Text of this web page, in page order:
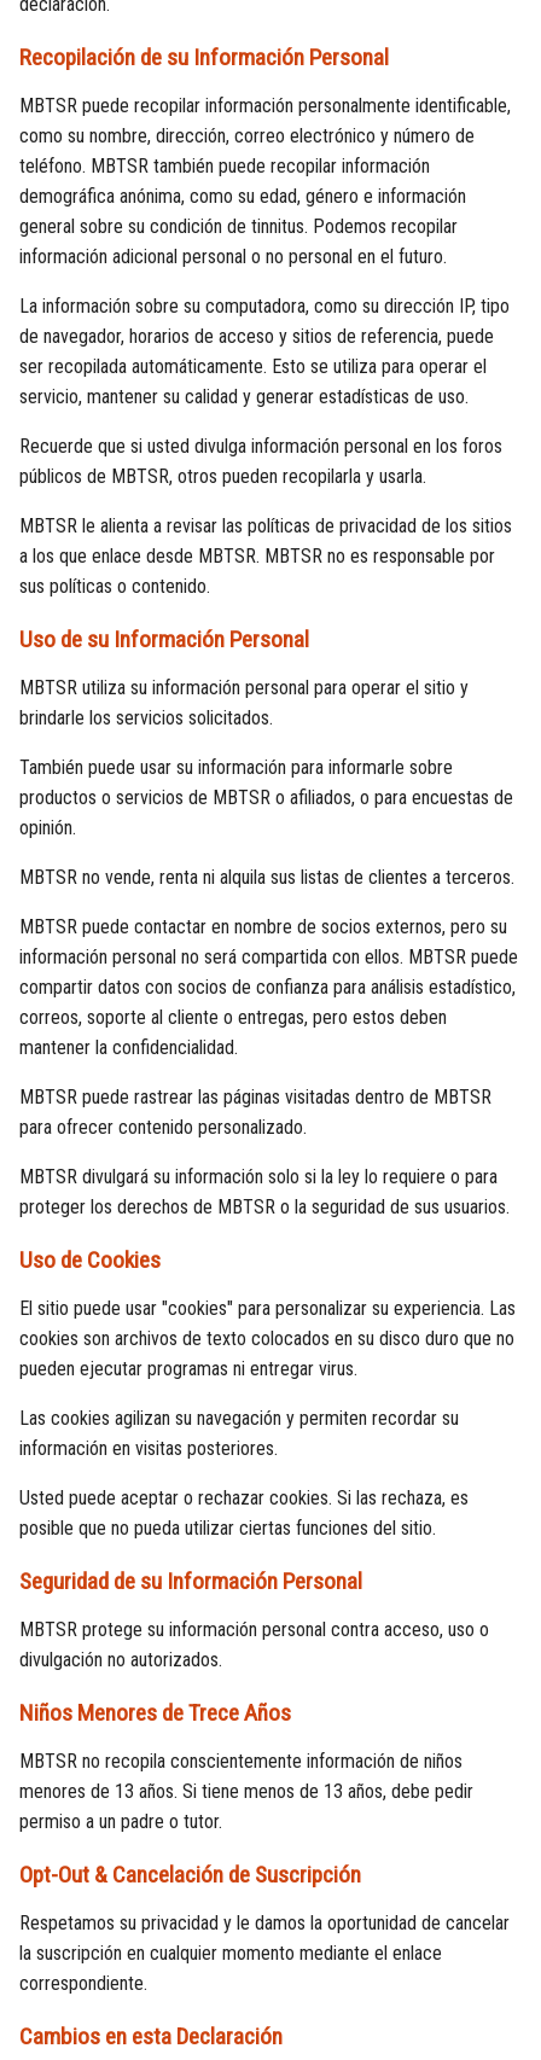
Recopilación de su Información Personal
MBTSR puede recopilar información personalmente identificable,
como su nombre, dirección, correo electrónico y número de
teléfono. MBTSR también puede recopilar información
demográfica anónima, como su edad, género e información
general sobre su condición de tinnitus. Podemos recopilar
información adicional personal o no personal en el futuro.
La información sobre su computadora, como su dirección IP, tipo
de navegador, horarios de acceso y sitios de referencia, puede
ser recopilada automáticamente. Esto se utiliza para operar el
servicio, mantener su calidad y generar estadísticas de uso.
Recuerde que si usted divulga información personal en los foros
públicos de MBTSR, otros pueden recopilarla y usarla.
MBTSR le alienta a revisar las políticas de privacidad de los sitios
a los que enlace desde MBTSR. MBTSR no es responsable por
sus políticas o contenido.
Uso de su Información Personal
MBTSR utiliza su información personal para operar el sitio y
brindarle los servicios solicitados.
También puede usar su información para informarle sobre
productos o servicios de MBTSR o afiliados, o para encuestas de
opinión.
MBTSR no vende, renta ni alquila sus listas de clientes a terceros.
MBTSR puede contactar en nombre de socios externos, pero su
información personal no será compartida con ellos. MBTSR puede
compartir datos con socios de confianza para análisis estadístico,
correos, soporte al cliente o entregas, pero estos deben
mantener la confidencialidad.
MBTSR puede rastrear las páginas visitadas dentro de MBTSR
para ofrecer contenido personalizado.
MBTSR divulgará su información solo si la ley lo requiere o para
proteger los derechos de MBTSR o la seguridad de sus usuarios.
Uso de Cookies
El sitio puede usar "cookies" para personalizar su experiencia. Las
cookies son archivos de texto colocados en su disco duro que no
pueden ejecutar programas ni entregar virus.
Las cookies agilizan su navegación y permiten recordar su
información en visitas posteriores.
Usted puede aceptar o rechazar cookies. Si las rechaza, es
posible que no pueda utilizar ciertas funciones del sitio.
Seguridad de su Información Personal
MBTSR protege su información personal contra acceso, uso o
divulgación no autorizados.
Niños Menores de Trece Años
MBTSR no recopila conscientemente información de niños
menores de 13 años. Si tiene menos de 13 años, debe pedir
permiso a un padre o tutor.
Opt-Out & Cancelación de Suscripción
Respetamos su privacidad y le damos la oportunidad de cancelar
la suscripción en cualquier momento mediante el enlace
correspondiente.
Cambios en esta Declaración